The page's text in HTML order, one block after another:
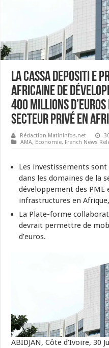
La Cassa Depositi e
africaine de
400 millions
secteur privé en
Rédaction Matininfos.net
AMA, Economie, French News
Les investissements
dans les domaines de la
développement des PME
infrastructures en
La Plate-forme
devrait permettre de
d’euros.
ABIDJAN, Côte d’Ivoire, 30